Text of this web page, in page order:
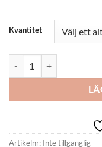
Kvantitet
Artikelnr: Inte tillgänglig